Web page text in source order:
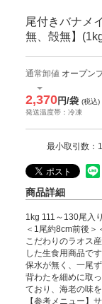
尾付きバナメ
無、殻無】
通常卸値 オープン
2,370円/袋 (税込)
発送温度帯：冷凍
最小取引数：
商品詳細
1kg 111～130尾入り
＜1尾約8cm前後＞
こだわりのラオス
した生食用商品です
保水が無く、一尾
背わたを細めに取
ており、海老の味
【参考メニュー】